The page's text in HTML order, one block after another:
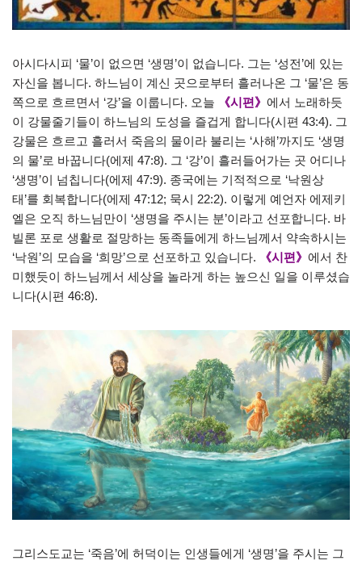
아시다시피 ‘물’이 없으면 ‘생명’이 없습니다. 그는 ‘성전’에 있는
자신을 봅니다. 하느님이 계신 곳으로부터 흘러나온 그 ‘물’은 동
쪽으로 흐르면서 ‘강’을 이룹니다. 오늘
《시편》 에서 노래하듯
이 강물줄기들이 하느님의 도성을 즐겁게 합니다(시편 43:4). 그
강물은 흐르고 흘러서 죽음의 물이라 불리는 ‘사해’까지도 ‘생명
의 물’로 바꿉니다(에제 47:8). 그 ‘강’이 흘러들어가는 곳 어디나
‘생명’이 넘칩니다(에제 47:9). 종국에는 기적적으로 ‘낙원상
태’를 회복합니다(에제 47:12; 묵시 22:2). 이렇게 예언자 에제키
엘은 오직 하느님만이 ‘생명을 주시는 분’이라고 선포합니다. 바
빌론 포로 생활로 절망하는 동족들에게 하느님께서 약속하시는
‘낙원’의 모습을 ‘희망’으로 선포하고 있습니다.
《시편》 에서 찬
미했듯이 하느님께서 세상을 놀라게 하는 높으신 일을 이루셨습
니다(시편 46:8).
그리스도교는 ‘죽음’에 허덕이는 인생들에게 ‘생명’을 주시는 그